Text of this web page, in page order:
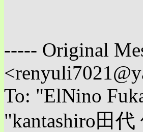
----- Original
To: "ElNino
"kantashiro田代